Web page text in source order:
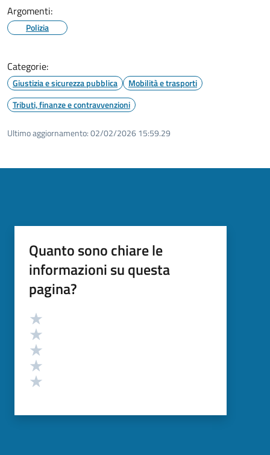
Argomenti:
Polizia
Categorie:
Giustizia e sicurezza pubblica
Mobilità e trasporti
Tributi, finanze e contravvenzioni
Ultimo aggiornamento:02/02/2026 15:59.29
Quanto sono chiare le
informazioni su questa
pagina?
Valutazione